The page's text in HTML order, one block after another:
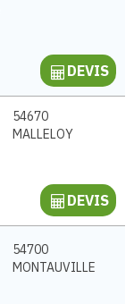
DEVIS
54670
MALLELOY
DEVIS
54700
MONTAUVILLE